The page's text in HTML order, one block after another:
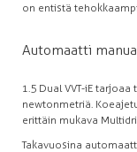
on entistä
Automaatti
1.5 Dual VVT-iE
newtonmetriä.
erittäin mukava
Takavuosina